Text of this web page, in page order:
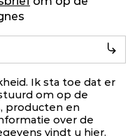
Ik sta toe dat er
om op de
producten en
over de
vindt u hier.